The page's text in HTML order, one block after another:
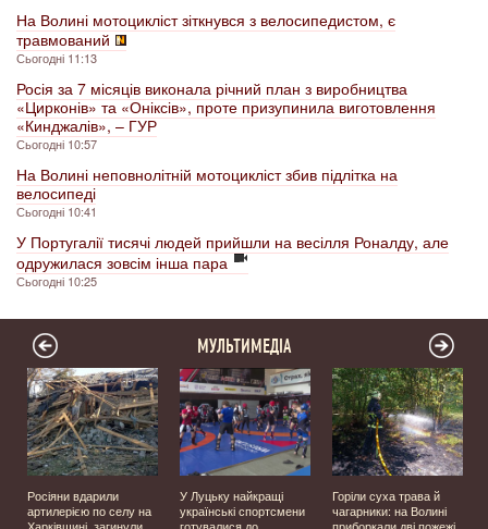
На Волині мотоцикліст зіткнувся з велосипедистом, є
травмований
Сьогодні 11:13
Росія за 7 місяців виконала річний план з виробництва
«Цирконів» та «Оніксів», проте призупинила виготовлення
«Кинджалів», – ГУР
Сьогодні 10:57
На Волині неповнолітній мотоцикліст збив підлітка на
велосипеді
Сьогодні 10:41
У Португалії тисячі людей прийшли на весілля Роналду, але
одружилася зовсім інша пара
Сьогодні 10:25
МУЛЬТИМЕДІА
Росіяни вдарили
артилерією по селу на
Харківщині, загинули
У Луцьку найкращі
українські спортсмени
готувалися до
Горіли суха трава й
чагарники: на Волині
приборкали дві пожежі